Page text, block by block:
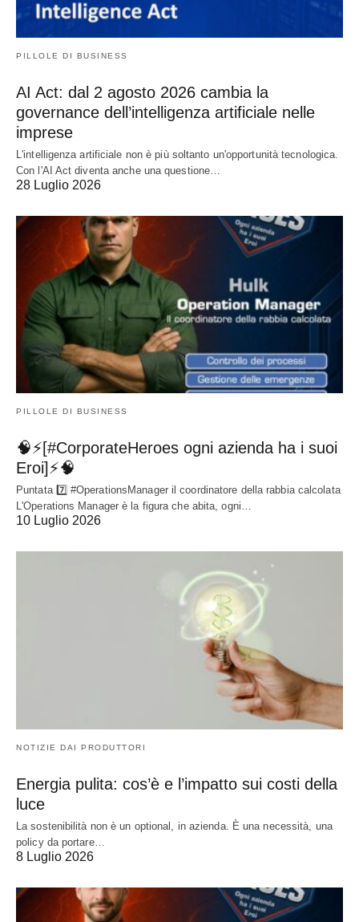
PILLOLE DI BUSINESS
AI Act: dal 2 agosto 2026 cambia la
governance dell’intelligenza artificiale nelle
imprese
L'intelligenza artificiale non è più soltanto un'opportunità tecnologica.
Con l'AI Act diventa anche una questione…
28 Luglio 2026
PILLOLE DI BUSINESS
🧠⚡[#CorporateHeroes ogni azienda ha i suoi
Eroi]⚡🧠
Puntata 7️⃣ #OperationsManager il coordinatore della rabbia calcolata
L'Operations Manager è la figura che abita, ogni…
10 Luglio 2026
NOTIZIE DAI PRODUTTORI
Energia pulita: cos’è e l’impatto sui costi della
luce
La sostenibilità non è un optional, in azienda. È una necessità, una
policy da portare…
8 Luglio 2026